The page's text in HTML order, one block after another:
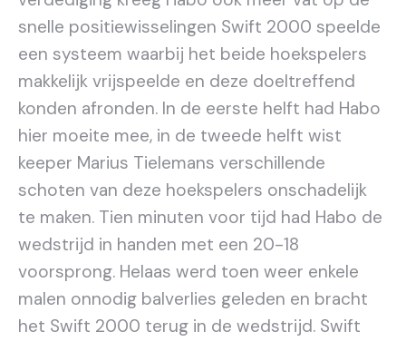
snelle positiewisselingen Swift 2000 speelde
een systeem waarbij het beide hoekspelers
makkelijk vrijspeelde en deze doeltreffend
konden afronden. In de eerste helft had Habo
hier moeite mee, in de tweede helft wist
keeper Marius Tielemans verschillende
schoten van deze hoekspelers onschadelijk
te maken. Tien minuten voor tijd had Habo de
wedstrijd in handen met een 20-18
voorsprong. Helaas werd toen weer enkele
malen onnodig balverlies geleden en bracht
het Swift 2000 terug in de wedstrijd. Swift